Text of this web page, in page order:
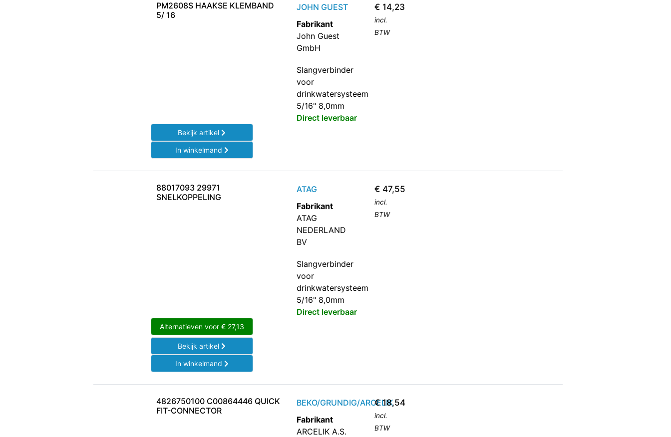
PM2608S HAAKSE KLEMBAND
5/ 16
JOHN GUEST
Fabrikant
John Guest
GmbH
Slangverbinder
voor
drinkwatersysteem
5/16" 8,0mm
Direct leverbaar
€ 14,23
incl.
BTW
Bekijk artikel
In winkelmand
88017093 29971
SNELKOPPELING
ATAG
Fabrikant
ATAG
NEDERLAND
BV
Slangverbinder
voor
drinkwatersysteem
5/16" 8,0mm
Direct leverbaar
€ 47,55
incl.
BTW
Alternatieven voor €27,13
Bekijk artikel
In winkelmand
4826750100 C00864446 QUICK
FIT-CONNECTOR
BEKO/GRUNDIG/ARCELIK
Fabrikant
ARCELIK A.S.
€18,54
incl.
BTW